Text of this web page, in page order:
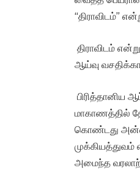
“திராவிடம்”
திராவிடம்
ஆய்வு
பிரித்தானிய
மாகாணத்தில்
கொண்டது
அமைந்த